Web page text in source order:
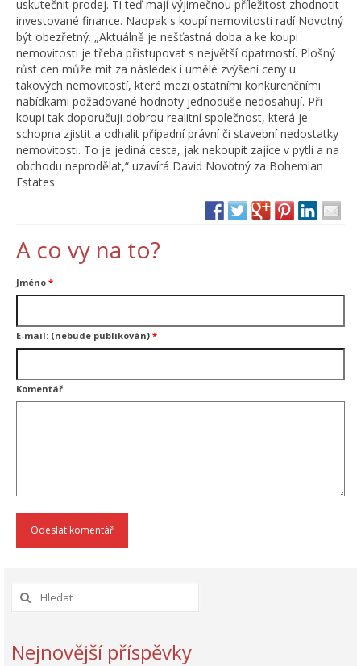
uskutečnit prodej. Ti teď mají výjimečnou příležitost zhodnotit
investované finance. Naopak s koupí nemovitosti radí Novotný
být obezřetný. „Aktuálně je nešťastná doba a ke koupi
nemovitosti je třeba přistupovat s největší opatrností. Plošný
růst cen může mít za následek i umělé zvýšení ceny u
takových nemovitostí, které mezi ostatními konkurenčními
nabídkami požadované hodnoty jednoduše nedosahují. Při
koupi tak doporučuji dobrou realitní společnost, která je
schopna zjistit a odhalit případní právní či stavební nedostatky
nemovitosti. To je jediná cesta, jak nekoupit zajíce v pytli a na
obchodu neprodělat,“ uzavírá David Novotný za Bohemian
Estates.
A co vy na to?
Jméno *
E-mail: (nebude publikován) *
Komentář
Nejnovější příspěvky